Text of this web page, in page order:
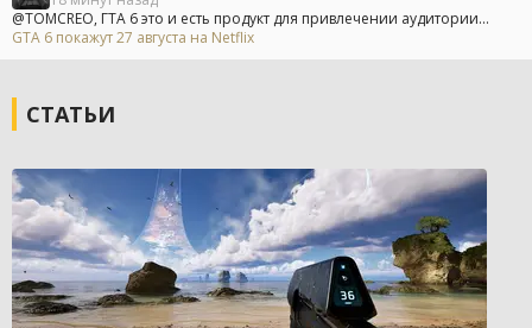
@TOMCREO, ГТА 6 это и есть продукт для привлечении аудитории...
GTA 6 покажут 27 августа на Netflix
СТАТЬИ